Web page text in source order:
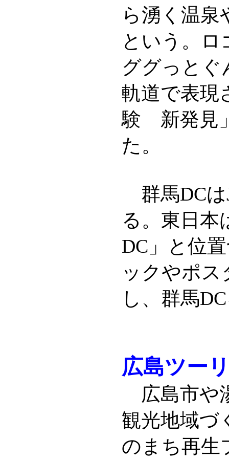
ら湧く温泉
という。ロ
ググっとぐ
軌道で表
験 新発見
た。
群馬DCは
る。東日本
DC」と位
ックやポス
し、群馬
広島ツー
広島市や
観光地域づ
のまち再生